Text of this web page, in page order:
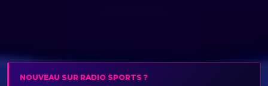
NOUVEAU SUR RADIO SPORTS ?